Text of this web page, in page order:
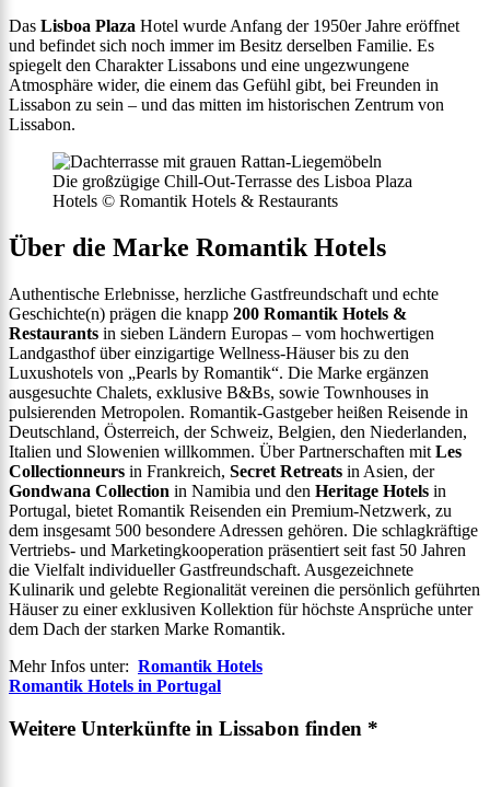
Das Lisboa Plaza Hotel wurde Anfang der 1950er Jahre eröffnet
und befindet sich noch immer im Besitz derselben Familie. Es
spiegelt den Charakter Lissabons und eine ungezwungene
Atmosphäre wider, die einem das Gefühl gibt, bei Freunden in
Lissabon zu sein – und das mitten im historischen Zentrum von
Lissabon.
Die großzügige Chill-Out-Terrasse des Lisboa Plaza
Hotels © Romantik Hotels & Restaurants
Über die Marke Romantik Hotels
Authentische Erlebnisse, herzliche Gastfreundschaft und echte
Geschichte(n) prägen die knapp 200 Romantik Hotels &
Restaurants in sieben Ländern Europas – vom hochwertigen
Landgasthof über einzigartige Wellness-Häuser bis zu den
Luxushotels von „Pearls by Romantik“. Die Marke ergänzen
ausgesuchte Chalets, exklusive B&Bs, sowie Townhouses in
pulsierenden Metropolen. Romantik-Gastgeber heißen Reisende in
Deutschland, Österreich, der Schweiz, Belgien, den Niederlanden,
Italien und Slowenien willkommen. Über Partnerschaften mit Les
Collectionneurs in Frankreich, Secret Retreats in Asien, der
Gondwana Collection in Namibia und den Heritage Hotels in
Portugal, bietet Romantik Reisenden ein Premium-Netzwerk, zu
dem insgesamt 500 besondere Adressen gehören. Die schlagkräftige
Vertriebs- und Marketingkooperation präsentiert seit fast 50 Jahren
die Vielfalt individueller Gastfreundschaft. Ausgezeichnete
Kulinarik und gelebte Regionalität vereinen die persönlich geführten
Häuser zu einer exklusiven Kollektion für höchste Ansprüche unter
dem Dach der starken Marke Romantik.
Mehr Infos unter: Romantik Hotels
Romantik Hotels in Portugal
Weitere Unterkünfte in Lissabon finden *